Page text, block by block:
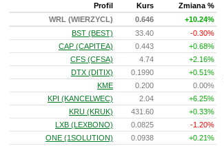
Profil Kurs
Zmiana %
WRL (WIERZYCL)
0.646
+10.24%
BST (BEST)
33.40
-0.30%
CAP (CAPITEA)
0.443
+0.68%
CFS (CFSA)
4.74
+2.16%
DTX (DITIX)
0.1990
+0.51%
KME
0.200
0.00%
KPI (KANCELWEC)
2.04
+6.25%
KRU (KRUK)
431.60
+0.33%
LXB (LEXBONO)
0.0825
-1.20%
ONE (1SOLUTION)
0.0938
+0.21%